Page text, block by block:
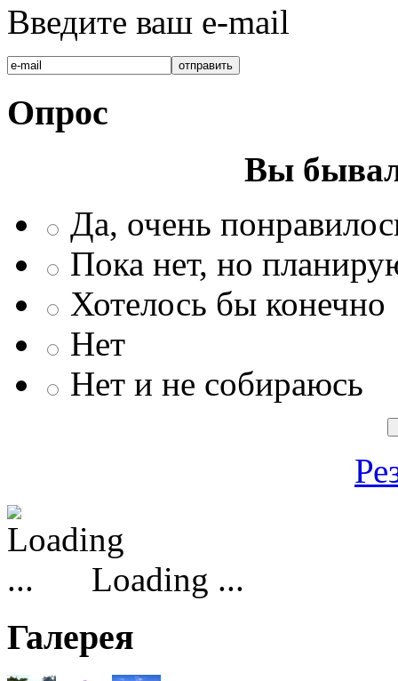
Введите ваш e-mail
Опрос
Вы
Да, очень
Пока нет, но
Хотелось бы конечно
Нет
Нет и не собираюсь
Loading ...
Галерея